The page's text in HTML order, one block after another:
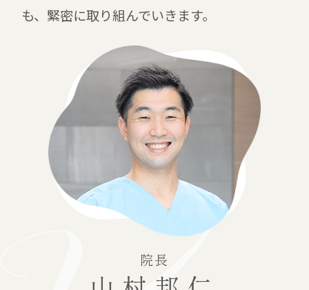
も、緊密に取り組んでいきます。
院長